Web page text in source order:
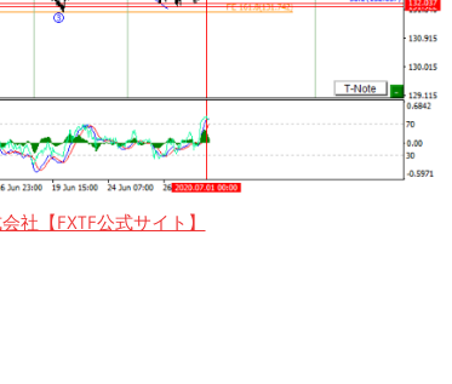
社【FXTF公式サイト】